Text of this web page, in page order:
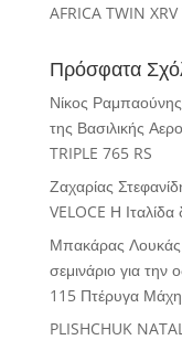
AFRICA TWIN
Πρόσφατα
Νίκος Ραμπαούνης
της Βασιλικής
TRIPLE 765 RS
Ζαχαρίας
VELOCE Η
Μπακάρας Λουκάς
σεμινάριο για την
115 Πτέρυγα
PLISHCHUK